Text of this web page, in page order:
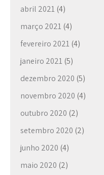
abril 2021 (4)
março 2021 (4)
fevereiro 2021 (4)
janeiro 2021 (5)
dezembro 2020 (5)
novembro 2020 (4)
outubro 2020 (2)
setembro 2020 (2)
junho 2020 (4)
maio 2020 (2)